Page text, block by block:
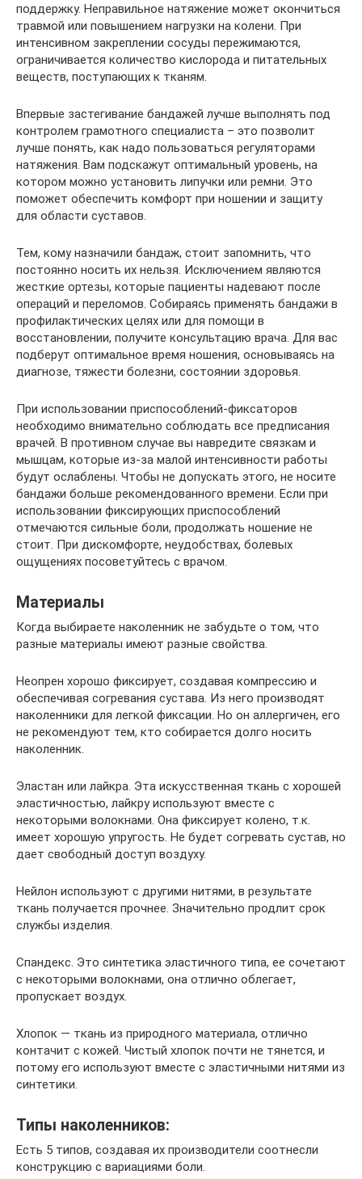
поддержку. Неправильное натяжение может окончиться
травмой или повышением нагрузки на колени. При
интенсивном закреплении сосуды пережимаются,
ограничивается количество кислорода и питательных
веществ, поступающих к тканям.
Впервые застегивание бандажей лучше выполнять под
контролем грамотного специалиста – это позволит
лучше понять, как надо пользоваться регуляторами
натяжения. Вам подскажут оптимальный уровень, на
котором можно установить липучки или ремни. Это
поможет обеспечить комфорт при ношении и защиту
для области суставов.
Тем, кому назначили бандаж, стоит запомнить, что
постоянно носить их нельзя. Исключением являются
жесткие ортезы, которые пациенты надевают после
операций и переломов. Собираясь применять бандажи в
профилактических целях или для помощи в
восстановлении, получите консультацию врача. Для вас
подберут оптимальное время ношения, основываясь на
диагнозе, тяжести болезни, состоянии здоровья.
При использовании приспособлений-фиксаторов
необходимо внимательно соблюдать все предписания
врачей. В противном случае вы навредите связкам и
мышцам, которые из-за малой интенсивности работы
будут ослаблены. Чтобы не допускать этого, не носите
бандажи больше рекомендованного времени. Если при
использовании фиксирующих приспособлений
отмечаются сильные боли, продолжать ношение не
стоит. При дискомфорте, неудобствах, болевых
ощущениях посоветуйтесь с врачом.
Материалы
Когда выбираете наколенник не забудьте о том, что
разные материалы имеют разные свойства.
Неопрен хорошо фиксирует, создавая компрессию и
обеспечивая согревания сустава. Из него производят
наколенники для легкой фиксации. Но он аллергичен, его
не рекомендуют тем, кто собирается долго носить
наколенник.
Эластан или лайкра. Эта искусственная ткань с хорошей
эластичностью, лайкру используют вместе с
некоторыми волокнами. Она фиксирует колено, т.к.
имеет хорошую упругость. Не будет согревать сустав, но
дает свободный доступ воздуху.
Нейлон используют с другими нитями, в результате
ткань получается прочнее. Значительно продлит срок
службы изделия.
Спандекс. Это синтетика эластичного типа, ее сочетают
с некоторыми волокнами, она отлично облегает,
пропускает воздух.
Хлопок — ткань из природного материала, отлично
контачит с кожей. Чистый хлопок почти не тянется, и
потому его используют вместе с эластичными нитями из
синтетики.
Типы наколенников:
Есть 5 типов, создавая их производители соотнесли
конструкцию с вариациями боли.